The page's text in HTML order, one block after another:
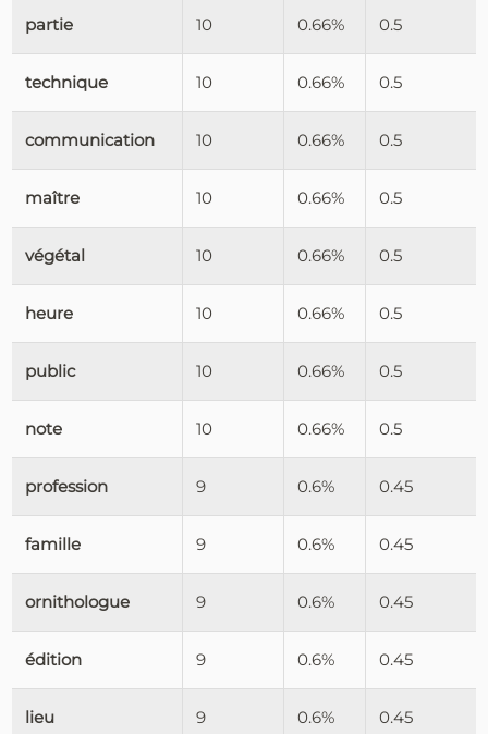
partie 10 0.66% 0.5
technique 10 0.66% 0.5
communication 10 0.66% 0.5
maître 10 0.66% 0.5
végétal 10 0.66% 0.5
heure 10 0.66% 0.5
public 10 0.66% 0.5
note 10 0.66% 0.5
profession 9 0.6% 0.45
famille 9 0.6% 0.45
ornithologue 9 0.6% 0.45
édition 9 0.6% 0.45
lieu 9 0.6% 0.45